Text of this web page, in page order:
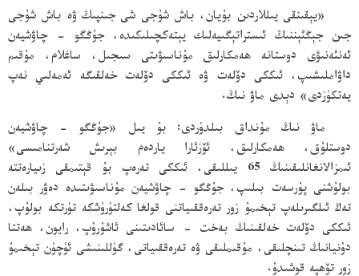
«يېقىنقى يىللاردىن بۇيان، باش شۇجى شى جىنپىڭ ۋە باش شۇجى
جىن جېڭئېننىڭ ئىستراتېگىيەلىك يېتەكچىلىكىدە، جۇڭگو - چاۋشيەن
ئەنئەنىۋى دوستانە ھەمكارلىق مۇناسىۋىتى سىجىل، ساغلام، مۇقىم
داۋاملىشىپ، ئىككى دۆلەت ۋە ئىككى دۆلەت خەلقىگە ئەمەلىي نەپ
يەتكۈزدى» دېدى ماۋ نىڭ.
ماۋ نىڭ مۇنداق بىلدۈردى: بۇ يىل «جۇڭگو - چاۋشيەن
دوستلۇق، ھەمكارلىق، ئۆزئارا ياردەم بېرىش شەرتنامىسى»
ئىمزالانغانلىقىنىڭ 65 يىللىقى، ئىككى تەرەپ بۇ قېتىمقى زىيارەتتە
بولۇشنى پۇرسەت بىلىپ، جۇڭگو - چاۋشيەن مۇناسىۋىتىدە دەۋر بىلەن
تەڭ ئىلگىرىلەپ تېخىمۇ زور تەرەققىياتنى قولغا كەلتۈرۈشكە تۈرتكە بولۇپ،
ئىككى دۆلەت خەلقىنىڭ بەخت - سائادىتىنى ئاشۇرۇپ، رايون، ھەتتا
دۇنيانىڭ تىنچلىقى، مۇقىملىقى ۋە تەرەققىياتى، گۈللىنىشى ئۈچۈن تېخىمۇ
زور تۆھپە قوشىدۇ.